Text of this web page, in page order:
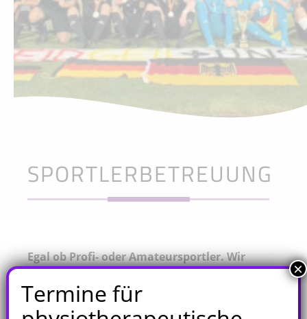
SPORTLERBETREUUNG
Egal ob Profi- oder Amateursportler. Wir
konzentrieren uns auf Sie als Sportler.
Kommen Sie zu uns – wir beraten Sie gerne!
Termine für
×